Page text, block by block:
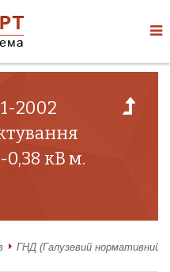
2002
кВ м.
ГНД (Галузевий нормативний